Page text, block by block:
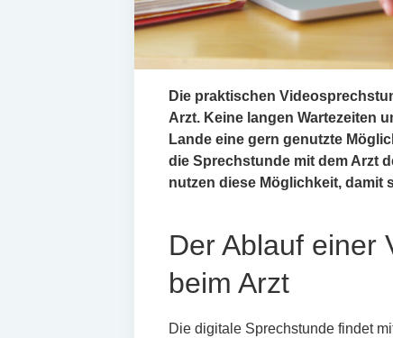
Die praktischen
Arzt. Keine langen Wartezeiten
Lande eine gern genutzte
die Sprechstunde mit dem Arzt
nutzen diese Möglichkeit, damit
Der Ablauf einer
beim Arzt
Die digitale Sprechstunde findet